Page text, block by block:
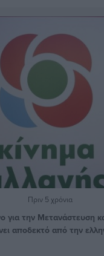
Πριν 5 χρόνια
για την Μετανάστευση
αποδεκτό από την